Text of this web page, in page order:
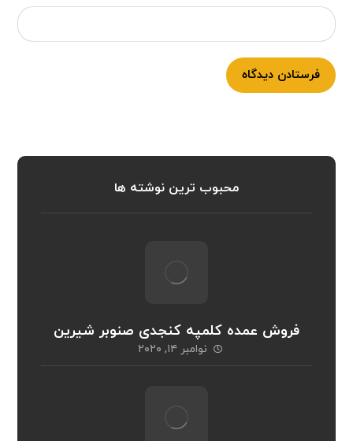
فرستادن دیدگاه
محبوب ترین نوشته ها
فروش عمده کلمپه کنجدی صنوبر شیرین
نوامبر ۱۴, ۲۰۲۰